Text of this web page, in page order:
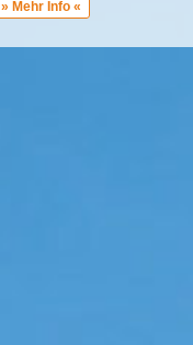
» Mehr Info «